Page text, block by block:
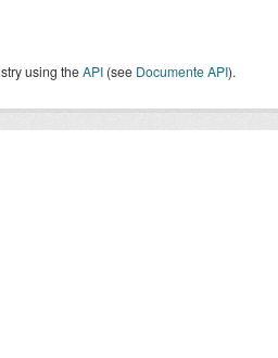
using theAPI (see Documente API).